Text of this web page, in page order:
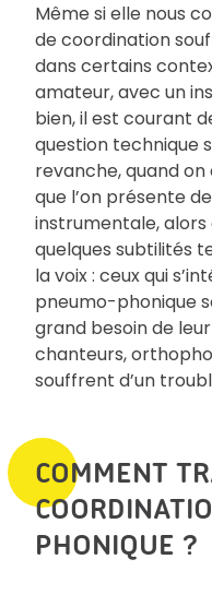
Même si elle nous
de coordination
dans certains
amateur, avec un
bien, il est courant
question technique
revanche, quand
que l’on présente
instrumentale,
quelques subtilités
la voix : ceux qui
pneumo-phonique
grand besoin de
chanteurs,
souffrent d’un
COMMENT
PHONIQUE ?